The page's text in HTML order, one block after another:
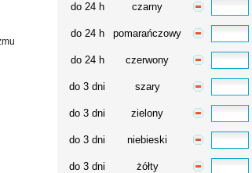
do 24 h czarny
do 24 h pomarańczowy
do 24 h czerwony
do 3 dni szary
do 3 dni zielony
do 3 dni niebieski
do 3 dni żółty